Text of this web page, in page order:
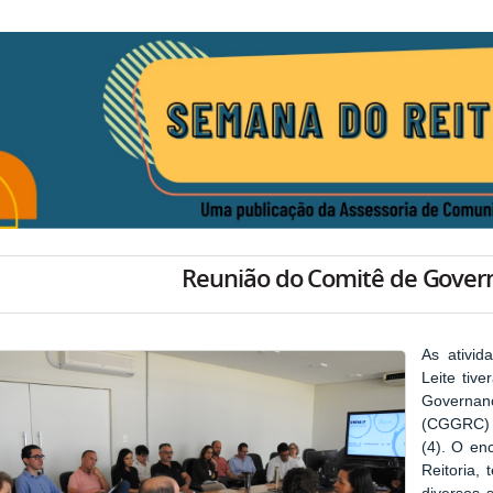
Reunião do Comitê de
As
Leite
(4). O
Reitoria,